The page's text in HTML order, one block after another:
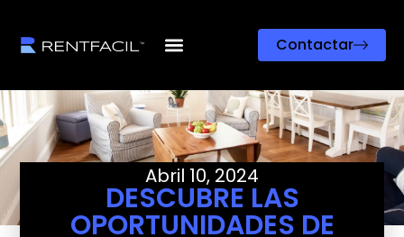
Contactar
Abril 10, 2024
DESCUBRE LAS
OPORTUNIDADES DE